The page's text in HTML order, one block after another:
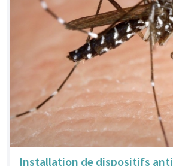
Installation de dispositifs anti